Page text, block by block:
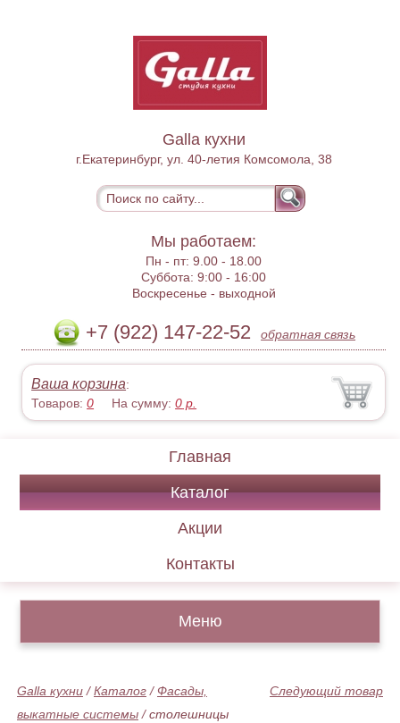
Galla кухни
г.Екатеринбург, ул. 40-летия Комсомола, 38
Мы работаем:
Пн - пт:9.00 - 18.00
Суббота:9:00 - 16:00
Воскресенье - выходной
+7 (922) 147-22-52 обратная связь
Ваша корзина:
Товаров:0 На сумму:0 р.
Главная
Каталог
Акции
Контакты
Меню
Следующий товар
Galla кухни /Каталог / Фасады,
выкатные системы /столешницы